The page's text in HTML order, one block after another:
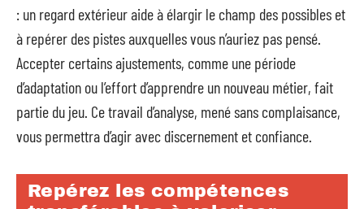
: un regard extérieur aide à élargir le champ des possibles et
à repérer des pistes auxquelles vous n’auriez pas pensé.
Accepter certains ajustements, comme une période
d’adaptation ou l’effort d’apprendre un nouveau métier, fait
partie du jeu. Ce travail d’analyse, mené sans complaisance,
vous permettra d’agir avec discernement et confiance.
Repérez les compétences